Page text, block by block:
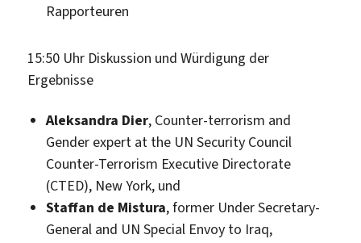
Rapporteuren
15:50 Uhr Diskussion und Würdigung der
Ergebnisse
Aleksandra Dier, Counter-terrorism and
Gender expert at the UN Security Council
Counter-Terrorism Executive Directorate
(CTED), New York, und
Staffan de Mistura, former Under Secretary-
General and UN Special Envoy to Iraq,